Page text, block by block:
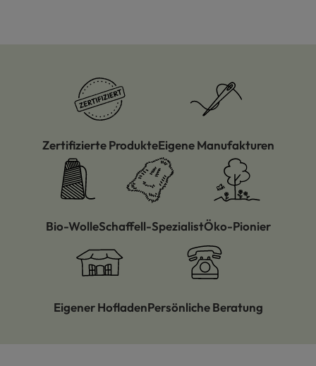
Zertifizierte ProdukteEigene Manufakturen
Bio-WolleSchaffell-SpezialistÖko-Pionier
Eigener HofladenPersönliche Beratung